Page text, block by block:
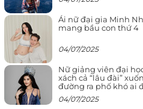
Ái nữ đại gia Minh
mang bầu con thứ 4
04/07/2025
Nữ giảng viên đại
xách cả “lâu đài”
đường ra phố khó ai
04/07/2025